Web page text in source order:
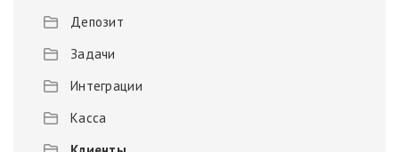
Депозит
Задачи
Интеграции
Касса